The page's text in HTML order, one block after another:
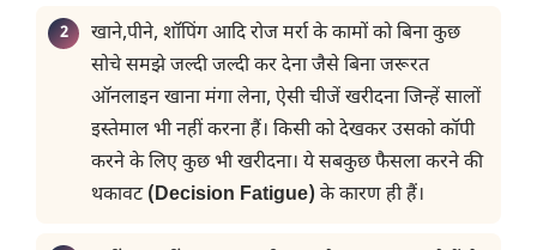
खाने,पीने, शॉपिंग आदि रोज मर्रा के कामों को बिना कुछ
सोचे समझे जल्दी जल्दी कर देना जैसे बिना जरूरत
ऑनलाइन खाना मंगा लेना, ऐसी चीजें खरीदना जिन्हें सालों
इस्तेमाल भी नहीं करना हैं। किसी को देखकर उसको कॉपी
करने के लिए कुछ भी खरीदना। ये सबकुछ फैसला करने की
थकावट(Decision Fatigue) के कारण ही हैं।